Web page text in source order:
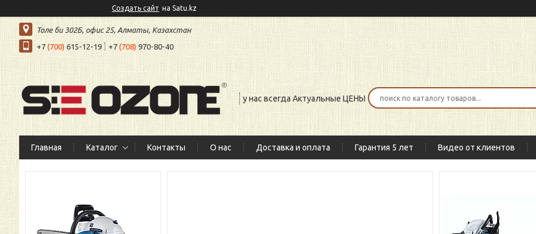
Создать сайт на Satu.kz
Толе би 302Б, офис 25, Алматы, Казахстан
+7 (700)615-12-19 +7(708) 970-80-40
у нас всегда Актуальные ЦЕНЫ
Главная Каталог Контакты О нас Доставка и оплата Гарантия 5 лет Видео от клиентов